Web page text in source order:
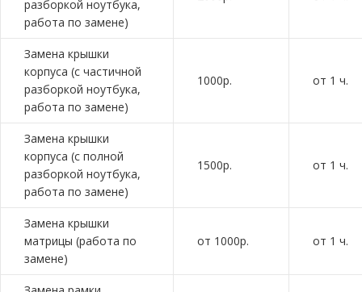
разборкой ноутбука,
работа по замене)
Замена крышки
корпуса (с частичной
разборкой ноутбука,
работа по замене)
1000р. от 1 ч.
Замена крышки
корпуса (с полной
разборкой ноутбука,
работа по замене)
1500р. от 1 ч.
Замена крышки
матрицы (работа по
замене)
от 1000р. от 1 ч.